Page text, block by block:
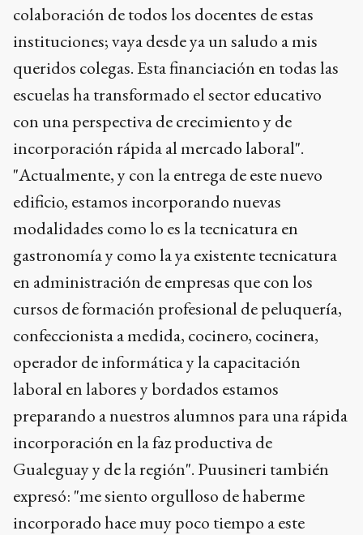
colaboración de todos los docentes de estas
instituciones; vaya desde ya un saludo a mis
queridos colegas. Esta financiación en todas las
escuelas ha transformado el sector educativo
con una perspectiva de crecimiento y de
incorporación rápida al mercado laboral".
"Actualmente, y con la entrega de este nuevo
edificio, estamos incorporando nuevas
modalidades como lo es la tecnicatura en
gastronomía y como la ya existente tecnicatura
en administración de empresas que con los
cursos de formación profesional de peluquería,
confeccionista a medida, cocinero, cocinera,
operador de informática y la capacitación
laboral en labores y bordados estamos
preparando a nuestros alumnos para una rápida
incorporación en la faz productiva de
Gualeguay y de la región". Puusineri también
expresó: "me siento orgulloso de haberme
incorporado hace muy poco tiempo a este